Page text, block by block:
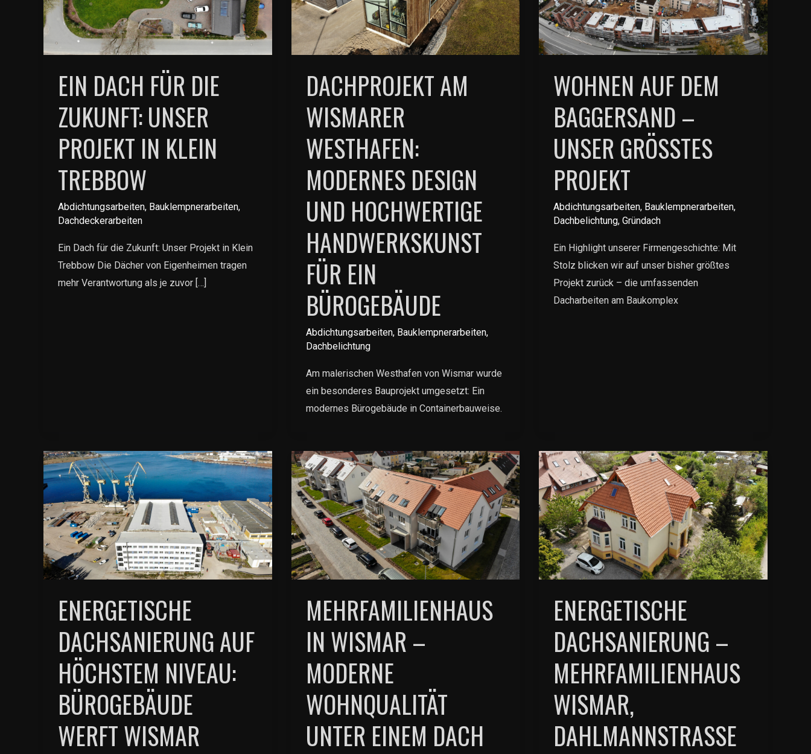
EIN DACH FÜR DIE
ZUKUNFT: UNSER
PROJEKT IN KLEIN
TREBBOW
Abdichtungsarbeiten, Bauklempnerarbeiten,
Dachdeckerarbeiten
Ein Dach für die Zukunft: Unser Projekt in Klein
Trebbow Die Dächer von Eigenheimen tragen
mehr Verantwortung als je zuvor […]
DACHPROJEKT AM
WISMARER
WESTHAFEN:
MODERNES DESIGN
UND HOCHWERTIGE
HANDWERKSKUNST
FÜR EIN
BÜROGEBÄUDE
Abdichtungsarbeiten, Bauklempnerarbeiten,
Dachbelichtung
Am malerischen Westhafen von Wismar wurde
ein besonderes Bauprojekt umgesetzt: Ein
modernes Bürogebäude in Containerbauweise.
WOHNEN AUF DEM
BAGGERSAND –
UNSER GRÖSSTES P
ROJEKT
Abdichtungsarbeiten, Bauklempnerarbeiten,
Dachbelichtung,Gründach
Ein Highlight unserer Firmengeschichte: Mit
Stolz blicken wir auf unser bisher größtes
Projekt zurück – die umfassenden
Dacharbeiten am Baukomplex
ENERGETISCHE
DACHSANIERUNG AUF
HÖCHSTEM NIVEAU:
BÜROGEBÄUDE
WERFT WISMAR
MEHRFAMILIENHAUS
IN WISMAR –
MODERNE
WOHNQUALITÄT
UNTER EINEM DACH
ENERGETISCHE
DACHSANIERUNG –
MEHRFAMILIENHAUS
WISMAR,
DAHLMANNSTRASSE